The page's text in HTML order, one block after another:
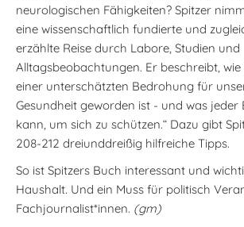
neurologischen Fähigkeiten? Spitzer
eine wissenschaftlich fundierte und
erzählte Reise durch Labore, Studien und
Alltagsbeobachtungen. Er beschreibt,
einer unterschätzten Bedrohung für
Gesundheit geworden ist - und was jeder
kann, um sich zu schützen.“ Dazu gibt
208-212 dreiunddreißig hilfreiche Tipps.
So ist Spitzers Buch interessant und
Haushalt. Und ein Muss für politisch
Fachjournalist*innen. (gm)